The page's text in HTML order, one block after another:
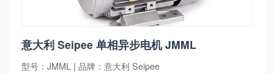
意大利 Seipee 单相异步电机 JMML
型号：JMML | 品牌：意大利 Seipee